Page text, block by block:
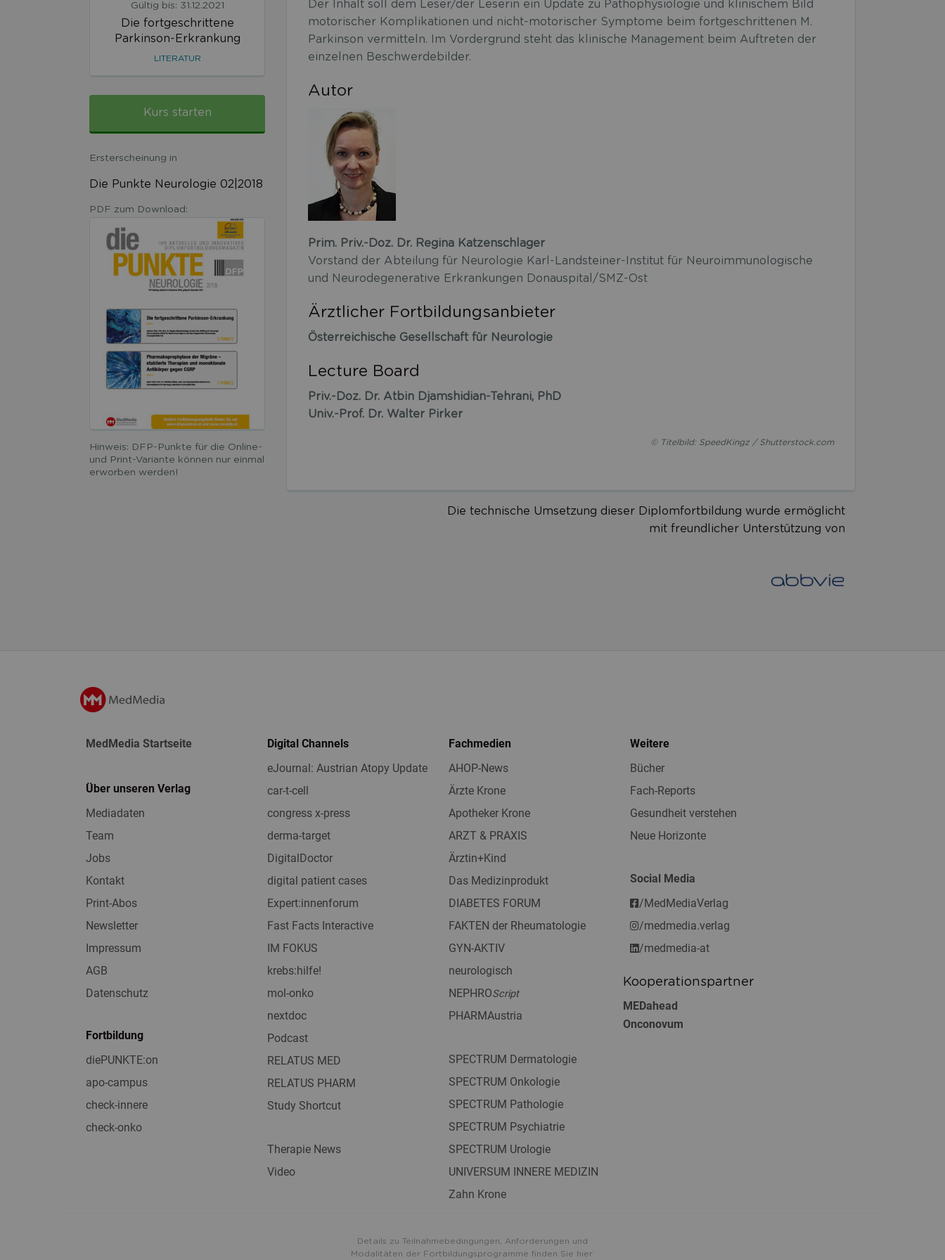
Gültig bis: 31.12.2021
Die fortgeschrittene
Parkinson-Erkrankung
LITERATUR
Kurs starten
Ersterscheinung in
Die Punkte Neurologie 02|2018
PDF zum Download:
Hinweis: DFP-Punkte für die Online-
und Print-Variante können nur einmal
erworben werden!
Der Inhalt soll dem Leser/der Leserin ein Update zu Pathophysiologie und klinischem Bild
motorischer Komplikationen und nicht-motorischer Symptome beim fortgeschrittenen M.
Parkinson vermitteln. Im Vordergrund steht das klinische Management beim Auftreten der
einzelnen Beschwerdebilder.
Autor
Prim. Priv.-Doz. Dr. Regina Katzenschlager
Vorstand der Abteilung für Neurologie Karl-Landsteiner-Institut für Neuroimmunologische
und Neurodegenerative Erkrankungen Donauspital/SMZ-Ost
Ärztlicher Fortbildungsanbieter
Österreichische Gesellschaft für Neurologie
Lecture Board
Priv.-Doz. Dr. Atbin Djamshidian-Tehrani, PhD
Univ.-Prof. Dr. Walter Pirker
© Titelbild: SpeedKingz / Shutterstock.com
Die technische Umsetzung dieser Diplomfortbildung wurde ermöglicht
mit freundlicher Unterstützung von
MedMedia Startseite
Über unseren Verlag
Mediadaten
Team
Jobs
Kontakt
Print-Abos
Newsletter
Impressum
AGB
Datenschutz
Fortbildung
diePUNKTE:on
apo-campus
check-innere
check-onko
Digital Channels
eJournal: Austrian Atopy Update
car-t-cell
congress x-press
derma-target
DigitalDoctor
digital patient cases
Expert:innenforum
Fast Facts Interactive
IM FOKUS
krebs:hilfe!
mol-onko
nextdoc
Podcast
RELATUS MED
RELATUS PHARM
Study Shortcut
Therapie News
Video
Fachmedien
AHOP-News
Ärzte Krone
Apotheker Krone
ARZT & PRAXIS
Ärztin+Kind
Das Medizinprodukt
DIABETES FORUM
FAKTEN der Rheumatologie
GYN-AKTIV
neurologisch
NEPHROScript
PHARMAustria
SPECTRUM Dermatologie
SPECTRUM Onkologie
SPECTRUM Pathologie
SPECTRUM Psychiatrie
SPECTRUM Urologie
UNIVERSUM INNERE MEDIZIN
Zahn Krone
Weitere
Bücher
Fach-Reports
Gesundheit verstehen
Neue Horizonte
Social Media
/MedMediaVerlag
/medmedia.verlag
/medmedia-at
Kooperationspartner
MEDahead
Onconovum
Details zu Teilnahmebedingungen, Anforderungen und
Modalitäten der Fortbildungsprogramme finden Sie hier: